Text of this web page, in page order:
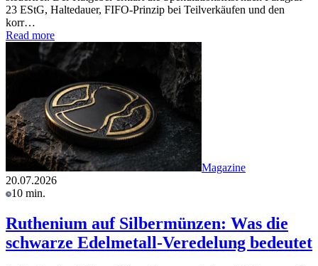
23 EStG, Haltedauer, FIFO-Prinzip bei Teilverkäufen und den
korr…
Read more
Magazine
20.07.2026
10 min.
Ruthenium auf Silbermünzen: Was die
schwarze Edelmetall-Veredelung bedeutet